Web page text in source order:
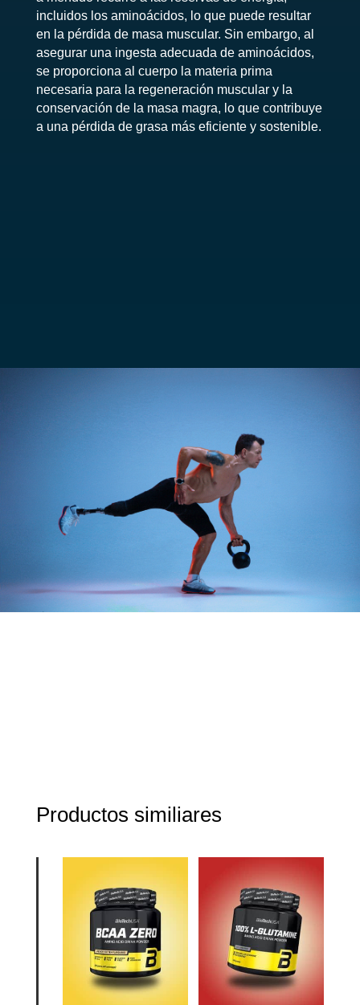
incluidos los aminoácidos, lo que puede resultar
en la pérdida de masa muscular. Sin embargo, al
asegurar una ingesta adecuada de aminoácidos,
se proporciona al cuerpo la materia prima
necesaria para la regeneración muscular y la
conservación de la masa magra, lo que contribuye
a una pérdida de grasa más eficiente y sostenible.
Productos similiares